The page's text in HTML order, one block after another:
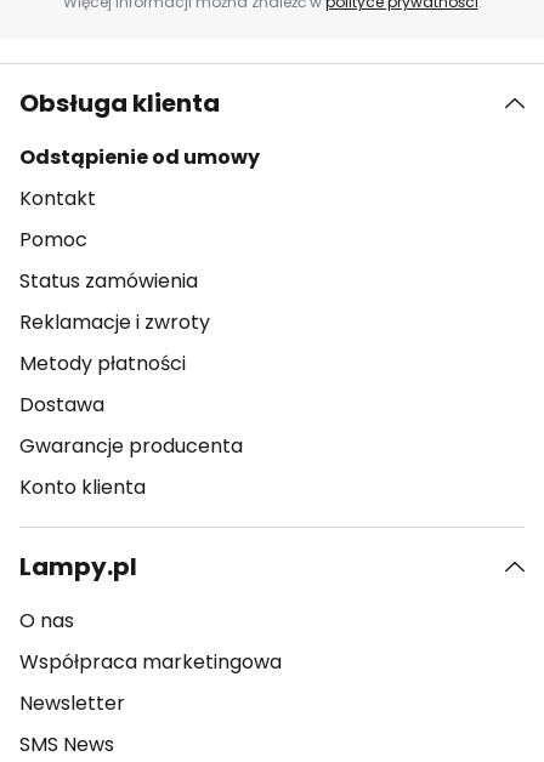
Obsługa klienta
Odstąpienie od umowy
Kontakt
Pomoc
Status zamówienia
Reklamacje i zwroty
Metody płatności
Dostawa
Gwarancje producenta
Konto klienta
Lampy.pl
O nas
Współpraca marketingowa
Newsletter
SMS News